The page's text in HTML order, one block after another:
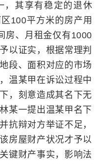
，其享有稳定的退休
100平方米的房产用
房、月租金仅有1000
以证实，根据常理判
段、面积对应的市场
温某甲在诉讼过程中
，刻意造成其名下无
某一提出温某甲名下
抗辩对方举证不足，
房屋财产状况才予以
键财产事实，影响法